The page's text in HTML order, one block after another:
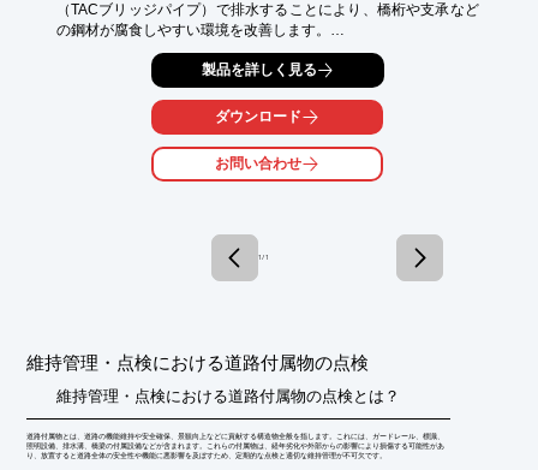
（TACブリッジパイプ）で排水することにより、橋桁や支承など
の鋼材が腐食しやすい環境を改善します。
橋下からの安心施工で橋面施工を行わないため、橋面の交通規制
が不要で工期短縮が図れ、工事の安全性が高まります。
○プライマー処理や接着作業を必要としない
○特殊な工具・作業が不要
【NETIS登録：KT-100033-A】
詳しくはお問い合わせ、またはカタログをダウンロードしてくだ
製品を詳しく見る
ダウンロード
お問い合わせ
1 / 1
維持管理・点検における道路付属物の点検
維持管理・点検における道路付属物の点検とは？
道路付属物とは、道路の機能維持や安全確保、景観向上などに貢献する構造物全般を指します。これには、ガードレール、標識、
照明設備、排水溝、橋梁の付属設備などが含まれます。これらの付属物は、経年劣化や外部からの影響により損傷する可能性があ
り、放置すると道路全体の安全性や機能に悪影響を及ぼすため、定期的な点検と適切な維持管理が不可欠です。